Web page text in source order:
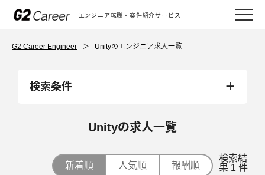
エンジニア転職・案件紹介サービス
G2 Career Engineer ＞ Unityのエンジニア求人一覧
検索条件
Unityの求人一覧
新着順 人気順 報酬順
検索結
果 1 件